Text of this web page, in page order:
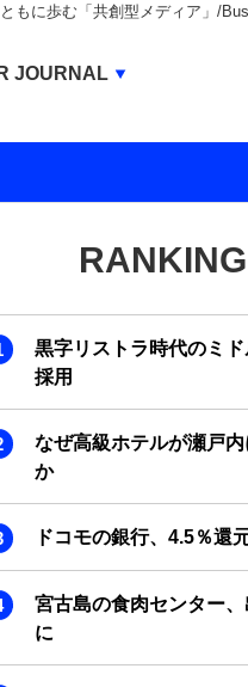
もに歩む「共創型メディア」/
RANKING
黒字リストラ時代のミ
採用
なぜ高級ホテルが瀬戸
か
ドコモの銀行、4.5％還
宮古島の食肉センター
に
JOURNAL
JOURNAL
MANAGEMENT
JOURNAL
ENDING JOURNAL
MARKETING JOURNAL
DOG JOURNAL